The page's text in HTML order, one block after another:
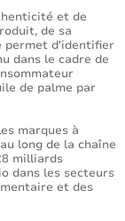
et de
de sa
permet d'identifier
dans le cadre de
de palme par
marques à
long de la chaîne
milliards
dans les secteurs
et des